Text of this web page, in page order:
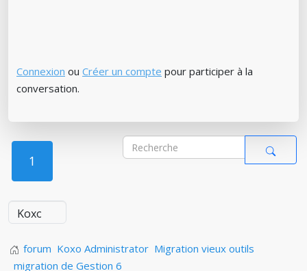
Connexion ou Créer un compte pour participer à la
conversation.
1
forum Koxo Administrator Migration vieux outils
migration de Gestion 6